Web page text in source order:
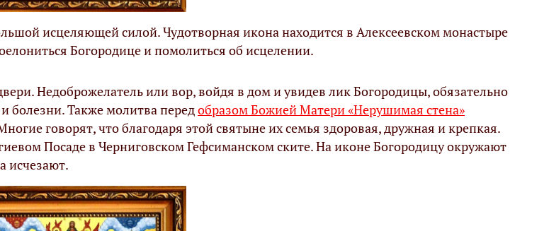
исцеляющей силой. Чудотворная икона находится в Алексеевском монастыре
Богородице и помолиться об исцелении.
Недоброжелатель или вор, войдя в дом и увидев лик Богородицы, обязательно
болезни. Также молитва передобразом Божией Матери «Нерушимая стена»
говорят, что благодаря этой святыне их семья здоровая, дружная и крепкая.
Посаде в Черниговском Гефсиманском ските. На иконе Богородицу окружают
исчезают.